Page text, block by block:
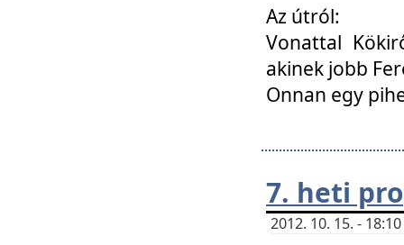
Az útról:
Vonattal
akinek jobb
Onnan egy
7. heti
2012. 10. 15. -